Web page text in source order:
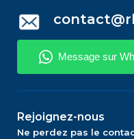
Rejoignez-nous
Ne perdez pas le